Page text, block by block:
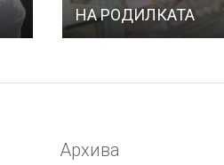
НА РОДИЛКАТА
Архива